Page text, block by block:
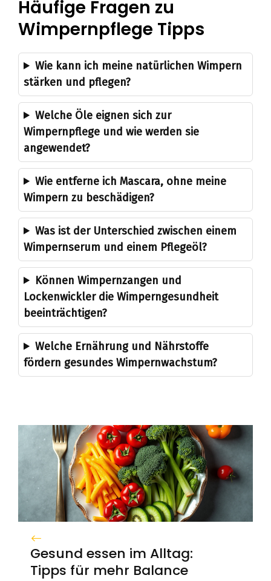
Häufige Fragen zu
Wimpernpflege Tipps
Wie kann ich meine natürlichen Wimpern
stärken und pflegen?
Welche Öle eignen sich zur
Wimpernpflege und wie werden sie
angewendet?
Wie entferne ich Mascara, ohne meine
Wimpern zu beschädigen?
Was ist der Unterschied zwischen einem
Wimpernserum und einem Pflegeöl?
Können Wimpernzangen und
Lockenwickler die Wimperngesundheit
beeinträchtigen?
Welche Ernährung und Nährstoffe
fördern gesundes Wimpernwachstum?
Gesund essen im Alltag:
Tipps für mehr Balance